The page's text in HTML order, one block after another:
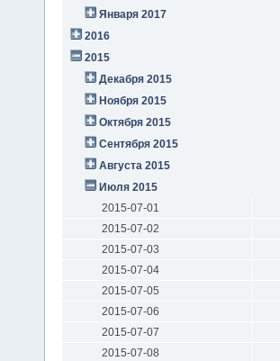
Января 2017
2016
2015
Декабря 2015
Ноября 2015
Октября 2015
Сентября 2015
Августа 2015
Июля 2015
2015-07-01
2015-07-02
2015-07-03
2015-07-04
2015-07-05
2015-07-06
2015-07-07
2015-07-08